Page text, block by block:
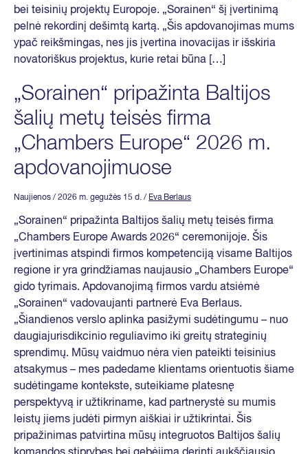
bei teisinių projektų Europoje. „Sorainen“ šį įvertinimą
pelnė rekordinį dešimtą kartą. „Šis apdovanojimas mums
ypač reikšmingas, nes jis įvertina inovacijas ir išskiria
novatoriškus projektus, kurie retai būna […]
„Sorainen“ pripažinta Baltijos
šalių metų teisės firma
„Chambers Europe“ 2026 m.
apdovanojimuose
Naujienos / 2026 m. gegužės 15 d. / Eva Berlaus
„Sorainen“ pripažinta Baltijos šalių metų teisės firma
„Chambers Europe Awards 2026“ ceremonijoje. Šis
įvertinimas atspindi firmos kompetenciją visame Baltijos
regione ir yra grindžiamas naujausio „Chambers Europe“
gido tyrimais. Apdovanojimą firmos vardu atsiėmė
„Sorainen“ vadovaujanti partnerė Eva Berlaus.
„Šiandienos verslo aplinka pasižymi sudėtingumu – nuo
daugiajurisdikcinio reguliavimo iki greitų strateginių
sprendimų. Mūsų vaidmuo nėra vien pateikti teisinius
atsakymus – mes padedame klientams orientuotis šiame
sudėtingame kontekste, suteikiame platesnę
perspektyvą ir užtikriname, kad partnerystė su mumis
leistų jiems judėti pirmyn aiškiai ir užtikrintai. Šis
pripažinimas patvirtina mūsų integruotos Baltijos šalių